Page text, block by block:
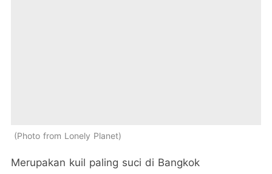
Photo from Lonely Planet
Merupakan kuil paling suci di Bangkok